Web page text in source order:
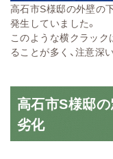
高石市S様邸の外壁の
発生していました。
このような横クラック
ることが多く、注意深
高石市S様邸
劣化